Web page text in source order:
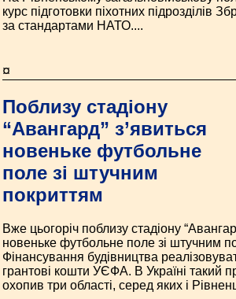
курс підготовки піхотних підрозділів
за стандартами НАТО....
¤
Поблизу стадіону
“Авангард” з’явиться
новеньке футбольне
поле зі штучним
покриттям
Вже цьогоріч поблизу стадіону
новеньке футбольне поле зі штучним
Фінансування будівництва
грантові кошти УЄФА. В Україні такий
охопив три області, серед яких і